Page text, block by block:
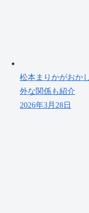
松本まりかがおか
外な関係も紹介
2026年3月28日